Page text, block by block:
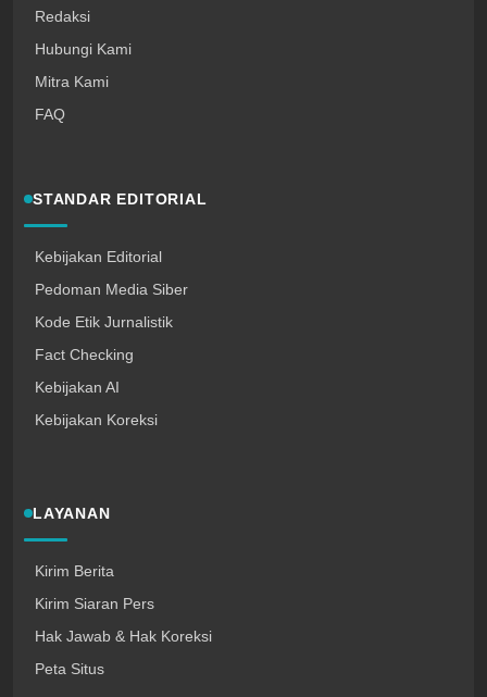
Redaksi
Hubungi Kami
Mitra Kami
FAQ
STANDAR EDITORIAL
Kebijakan Editorial
Pedoman Media Siber
Kode Etik Jurnalistik
Fact Checking
Kebijakan AI
Kebijakan Koreksi
LAYANAN
Kirim Berita
Kirim Siaran Pers
Hak Jawab & Hak Koreksi
Peta Situs